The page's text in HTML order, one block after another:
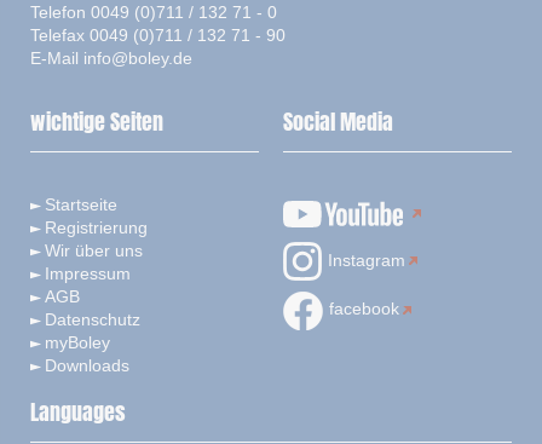
Telefon 0049 (0)711 / 132 71 - 0
Telefax 0049 (0)711 / 132 71 - 90
E-Mail info@boley.de
wichtige Seiten
Startseite
Registrierung
Wir über uns
Impressum
AGB
Datenschutz
myBoley
Downloads
Social Media
Instagram
facebook
Languages